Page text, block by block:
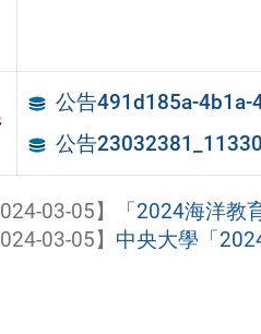
公告491d185a-
公告
03-05】
「2024海洋教
03-05】 中央大學「